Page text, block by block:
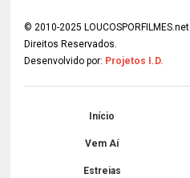
© 2010-2025 LOUCOSPORFILMES.net
Direitos Reservados.
Desenvolvido por: Projetos I.D.
Início
Vem Aí
Estreias